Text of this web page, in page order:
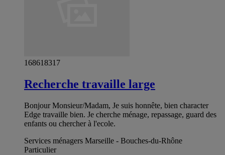
168618317
Recherche travaille large
Bonjour Monsieur/Madam, Je suis honnête, bien character
Edge travaille bien. Je cherche ménage, repassage, guard des
enfants ou chercher à l'ecole.
Services ménagers Marseille - Bouches-du-Rhône
Particulier